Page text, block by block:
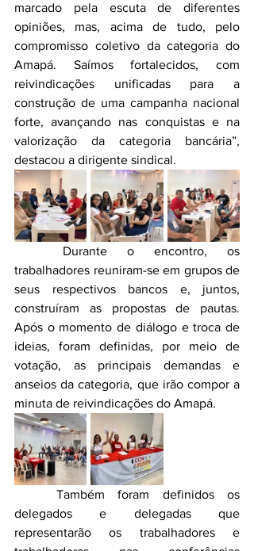
marcado pela escuta de diferentes
opiniões, mas, acima de tudo, pelo
compromisso coletivo da categoria do
Amapá. Saímos fortalecidos, com
reivindicações unificadas para a
construção de uma campanha nacional
forte, avançando nas conquistas e na
valorização da categoria bancária”,
destacou a dirigente sindical.
trabalhadores reuniram-se em grupos de
seus respectivos bancos e, juntos,
construíram as propostas de pautas.
Após o momento de diálogo e troca de
ideias, foram definidas, por meio de
votação, as principais demandas e
anseios da categoria, que irão compor a
minuta de reivindicações do Amapá.
delegados e delegadas que
representarão os trabalhadores e